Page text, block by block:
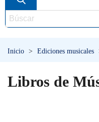
Inicio > Ediciones musicales
Libros de